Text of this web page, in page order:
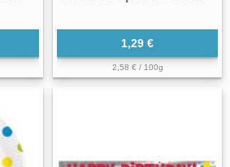
1,29 €
2,58 € / 100g